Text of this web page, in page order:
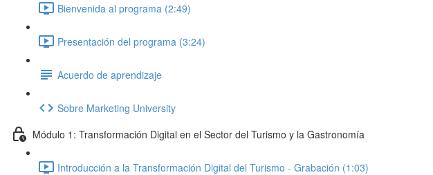
Bienvenida al programa (2:49)
Presentación del programa (3:24)
Acuerdo de aprendizaje
Sobre Marketing University
Módulo 1: Transformación Digital en el Sector del Turismo y la Gastronomía
Introducción a la Transformación Digital del Turismo - Grabación (1:03)